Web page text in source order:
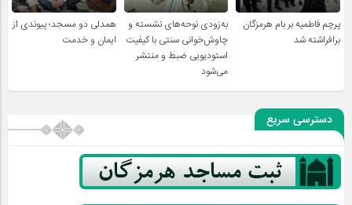
پرچم فاطمیه بر بام هرمزگان
برافراشته شد
به‌زودی نوحه‌های نشسته و
چاوش‌خوانی سنتی با کیفیت
استودیویی ضبط و منتشر
می‌شود
همدلی دو مسجد؛ پیوندی از
ایمان و خدمت
دسترسی سریع